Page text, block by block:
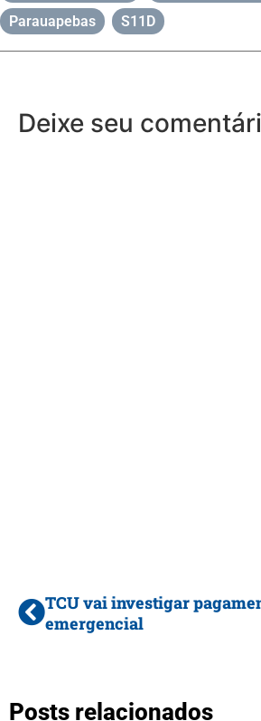
Parauapebas
S11D
Deixe seu
TCU vai investigar
emergencial
Posts relacionados